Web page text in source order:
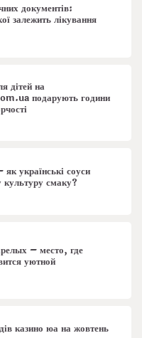
документів:
залежить лікування
дітей на
подарують години
українські соуси
смаку?
– место, где
уютной
казино юа на жовтень